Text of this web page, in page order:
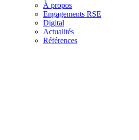
À propos
Engagements RSE
Digital
Actualités
Références